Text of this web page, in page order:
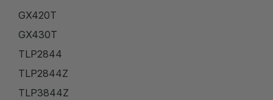
GX420T
GX430T
TLP2844
TLP2844Z
TLP3844Z